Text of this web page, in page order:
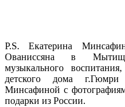
P.S. Екатерина
Ованиссяна в
музыкального
детского дома
Минсафиной с
подарки из России.